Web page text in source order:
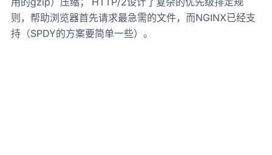
则，帮助浏览器首先请求最急需的文件，而NGINX已经支
持（SPDY的方案要简单一些）。